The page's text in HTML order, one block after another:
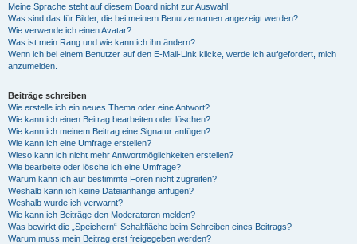
Meine Sprache steht auf diesem Board nicht zur Auswahl!
Was sind das für Bilder, die bei meinem Benutzernamen angezeigt werden?
Wie verwende ich einen Avatar?
Was ist mein Rang und wie kann ich ihn ändern?
Wenn ich bei einem Benutzer auf den E-Mail-Link klicke, werde ich aufgefordert, mich
anzumelden.
Beiträge schreiben
Wie erstelle ich ein neues Thema oder eine Antwort?
Wie kann ich einen Beitrag bearbeiten oder löschen?
Wie kann ich meinem Beitrag eine Signatur anfügen?
Wie kann ich eine Umfrage erstellen?
Wieso kann ich nicht mehr Antwortmöglichkeiten erstellen?
Wie bearbeite oder lösche ich eine Umfrage?
Warum kann ich auf bestimmte Foren nicht zugreifen?
Weshalb kann ich keine Dateianhänge anfügen?
Weshalb wurde ich verwarnt?
Wie kann ich Beiträge den Moderatoren melden?
Was bewirkt die „Speichern“-Schaltfläche beim Schreiben eines Beitrags?
Warum muss mein Beitrag erst freigegeben werden?